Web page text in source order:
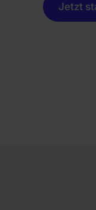
Jetzt